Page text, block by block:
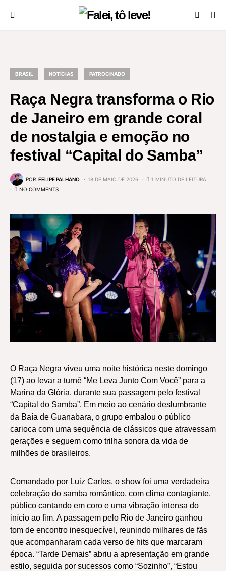
BRASIL NOTÍCIAS PATROCINADO
Raça Negra transforma o Rio
de Janeiro em grande coral
de nostalgia e emoção no
festival “Capital do Samba”
POR FELIPE PALHANO 18 DE MAIO DE 2026
1 MINUTO DE LEITURA
NO COMMENTS
O Raça Negra viveu uma noite histórica neste domingo
(17) ao levar a turnê “Me Leva Junto Com Você” para a
Marina da Glória, durante sua passagem pelo festival
“Capital do Samba”. Em meio ao cenário deslumbrante
da Baía de Guanabara, o grupo embalou o público
carioca com uma sequência de clássicos que atravessam
gerações e seguem como trilha sonora da vida de
milhões de brasileiros.
Comandado por Luiz Carlos, o show foi uma verdadeira
celebração do samba romântico, com clima contagiante,
público cantando em coro e uma vibração intensa do
início ao fim. A passagem pelo Rio de Janeiro ganhou
tom de encontro inesquecível, reunindo milhares de fãs
que acompanharam cada verso de hits que marcaram
época. “Tarde Demais” abriu a apresentação em grande
estilo, seguida por sucessos como “Sozinho”, “Estou